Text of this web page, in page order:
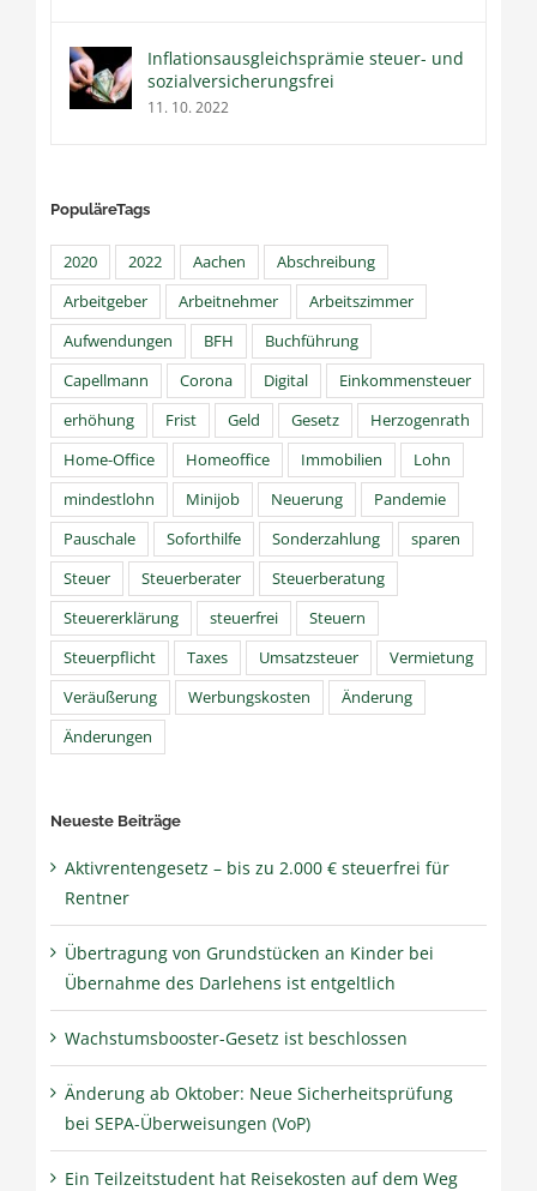
Inflationsausgleichsprämie steuer- und
sozialversicherungsfrei
11. 10. 2022
PopuläreTags
2020 2022 Aachen
Abschreibung
Arbeitgeber
Arbeitnehmer
Arbeitszimmer
Aufwendungen
BFH
Buchführung
Capellmann
Corona Digital
Einkommensteuer
erhöhung
Frist Geld Gesetz
Herzogenrath
Home-Office
Homeoffice Immobilien
Lohn
mindestlohn
Minijob Neuerung
Pandemie
Pauschale
Soforthilfe Sonderzahlung
sparen
Steuer
Steuerberater
Steuerberatung
Steuererklärung
steuerfrei
Steuern
Steuerpflicht
Taxes Umsatzsteuer
Vermietung
Veräußerung
Werbungskosten
Änderung
Änderungen
Neueste Beiträge
Aktivrentengesetz – bis zu 2.000 € steuerfrei für
Rentner
Übertragung von Grundstücken an Kinder bei
Übernahme des Darlehens ist entgeltlich
Wachstumsbooster-Gesetz ist beschlossen
Änderung ab Oktober: Neue Sicherheitsprüfung
bei SEPA-Überweisungen (VoP)
Ein Teilzeitstudent hat Reisekosten auf dem Weg